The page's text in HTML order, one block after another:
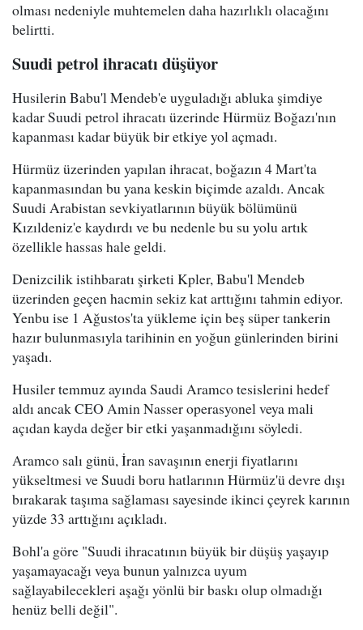
olması nedeniyle muhtemelen daha hazırlıklı olacağını
belirtti.
Suudi petrol ihracatı düşüyor
Husilerin Babu'l Mendeb'e uyguladığı abluka şimdiye
kadar Suudi petrol ihracatı üzerinde Hürmüz Boğazı'nın
kapanması kadar büyük bir etkiye yol açmadı.
Hürmüz üzerinden yapılan ihracat, boğazın 4 Mart'ta
kapanmasından bu yana keskin biçimde azaldı. Ancak
Suudi Arabistan sevkiyatlarının büyük bölümünü
Kızıldeniz'e kaydırdı ve bu nedenle bu su yolu artık
özellikle hassas hale geldi.
Denizcilik istihbaratı şirketi Kpler, Babu'l Mendeb
üzerinden geçen hacmin sekiz kat arttığını tahmin ediyor.
Yenbu ise 1 Ağustos'ta yükleme için beş süper tankerin
hazır bulunmasıyla tarihinin en yoğun günlerinden birini
yaşadı.
Husiler temmuz ayında Saudi Aramco tesislerini hedef
aldı ancak CEO Amin Nasser operasyonel veya mali
açıdan kayda değer bir etki yaşanmadığını söyledi.
Aramco salı günü, İran savaşının enerji fiyatlarını
yükseltmesi ve Suudi boru hatlarının Hürmüz'ü devre dışı
bırakarak taşıma sağlaması sayesinde ikinci çeyrek karının
yüzde 33 arttığını açıkladı.
Bohl'a göre "Suudi ihracatının büyük bir düşüş yaşayıp
yaşamayacağı veya bunun yalnızca uyum
sağlayabilecekleri aşağı yönlü bir baskı olup olmadığı
henüz belli değil".